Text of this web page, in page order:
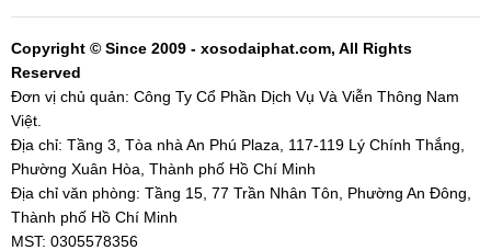
Copyright © Since 2009 - xosodaiphat.com, All Rights
Reserved
Đơn vị chủ quản: Công Ty Cổ Phần Dịch Vụ Và Viễn Thông Nam
Việt.
Địa chỉ: Tầng 3, Tòa nhà An Phú Plaza, 117-119 Lý Chính Thắng,
Phường Xuân Hòa, Thành phố Hồ Chí Minh
Địa chỉ văn phòng: Tầng 15, 77 Trần Nhân Tôn, Phường An Đông,
Thành phố Hồ Chí Minh
MST: 0305578356